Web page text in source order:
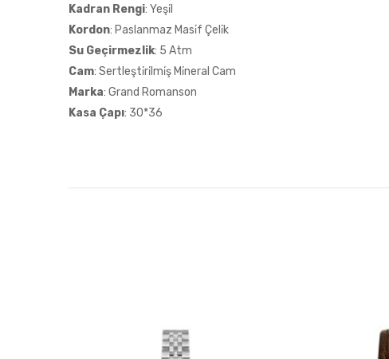
Kadran Rengi: Yeşi̇l
Kordon: Paslanmaz Masi̇f Çeli̇k
Su Geçirmezlik: 5 Atm
Cam: Sertleşti̇ri̇lmi̇ş Mi̇neral Cam
Marka: Grand Romanson
Kasa Çapı: 30*36